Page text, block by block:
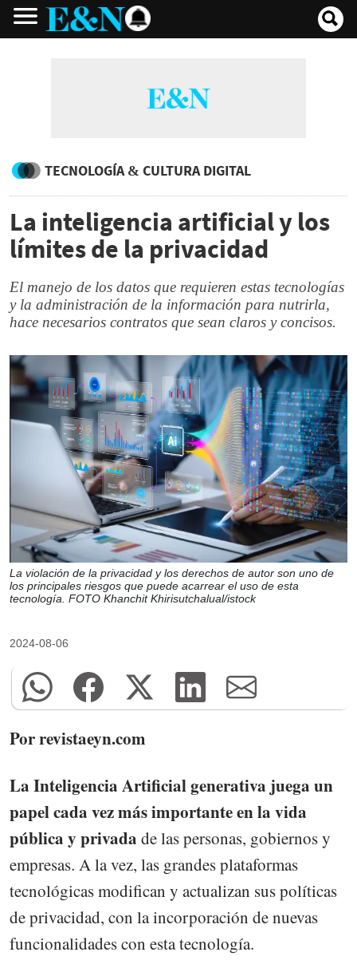
TECNOLOGÍA & CULTURA DIGITAL
La inteligencia artificial y los
límites de la privacidad
El manejo de los datos que requieren estas tecnologías
y la administración de la información para nutrirla,
hace necesarios contratos que sean claros y concisos.
La violación de la privacidad y los derechos de autor son uno de
los principales riesgos que puede acarrear el uso de esta
tecnología. FOTO Khanchit Khirisutchalual/istock
2024-08-06
Por revistaeyn.com
La Inteligencia Artificial generativa juega un
papel cada vez más importante en la vida
pública y privada de las personas, gobiernos y
empresas. A la vez, las grandes plataformas
tecnológicas modifican y actualizan sus políticas
de privacidad, con la incorporación de nuevas
funcionalidades con esta tecnología.